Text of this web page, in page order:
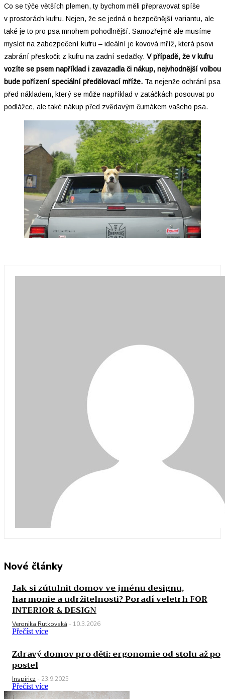
Co se týče větších plemen, ty bychom měli přepravovat spíše
v prostorách kufru. Nejen, že se jedná o bezpečnější variantu, ale
také je to pro psa mnohem pohodlnější. Samozřejmě ale musíme
myslet na zabezpečení kufru – ideální je kovová mříž, která psovi
zabrání přeskočit z kufru na zadní sedačky. V případě, že v kufru
vozíte se psem například i zavazadla či nákup, nejvhodnější volbou
bude pořízení speciální předělovací mříže. Ta nejenže ochrání psa
před nákladem, který se může například v zatáčkách posouvat po
podlážce, ale také nákup před zvědavým čumákem vašeho psa.
Nové články
Jak si zútulnit domov ve jménu designu,
harmonie a udržitelnosti? Poradí veletrh FOR
INTERIOR & DESIGN
Veronika Rutkovská - 10.3.2026
Přečíst více
Zdravý domov pro děti: ergonomie od stolu až po
postel
Inspiricz - 23.9.2025
Přečíst více